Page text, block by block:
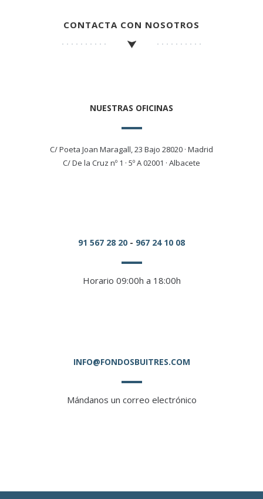
CONTACTA CON NOSOTROS
NUESTRAS OFICINAS
C/ Poeta Joan Maragall, 23 Bajo 28020 · Madrid
C/ De la Cruz nº 1 · 5º A 02001 · Albacete
91 567 28 20 - 967 24 10 08
Horario 09:00h a 18:00h
INFO@FONDOSBUITRES.COM
Mándanos un correo electrónico